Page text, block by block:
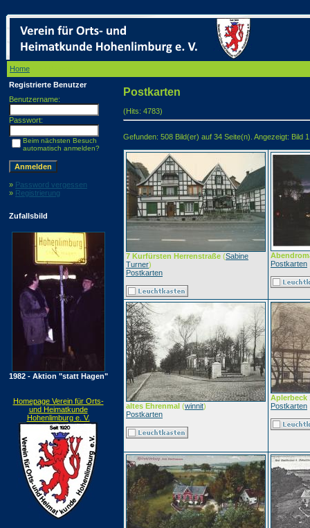
Home
Registrierte Benutzer
Benutzername:
Passwort:
Beim nächsten Besuch
automatisch anmelden?
» Password vergessen
» Registrierung
Zufallsbild
1982 - Aktion "statt Hagen"
Homepage Verein für Orts-
und Heimatkunde
Hohenlimburg e. V.
Postkarten
(Hits: 4783)
Gefunden: 508 Bild(er) auf 34 Seite(n). Angezeigt: Bild
7 Kurfürsten Herrenstraße (Sabine
Turner)
Postkarten
Postkarten
altes Ehrenmal (winnit)
Postkarten
Aplerbeck
Postkarten